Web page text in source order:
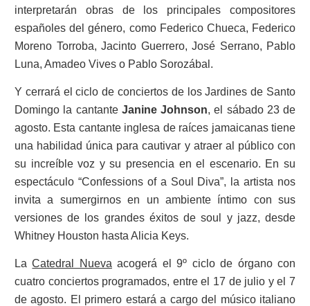
interpretarán obras de los principales compositores
españoles del género, como Federico Chueca, Federico
Moreno Torroba, Jacinto Guerrero, José Serrano, Pablo
Luna, Amadeo Vives o Pablo Sorozábal.
Y cerrará el ciclo de conciertos de los Jardines de Santo
Domingo la cantante Janine Johnson, el sábado 23 de
agosto. Esta cantante inglesa de raíces jamaicanas tiene
una habilidad única para cautivar y atraer al público con
su increíble voz y su presencia en el escenario. En su
espectáculo “Confessions of a Soul Diva”, la artista nos
invita a sumergirnos en un ambiente íntimo con sus
versiones de los grandes éxitos de soul y jazz, desde
Whitney Houston hasta Alicia Keys.
LaCatedral Nueva acogerá el 9º ciclo de órgano con
cuatro conciertos programados, entre el 17 de julio y el 7
de agosto. El primero estará a cargo del músico italiano